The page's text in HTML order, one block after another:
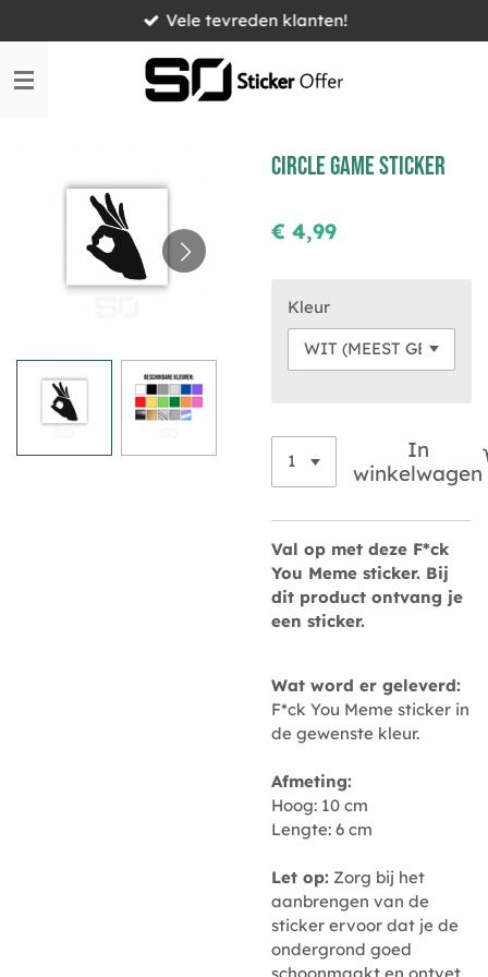
direct
naar
de
Vele tevreden klanten!
Circle game sticker
€ 4,99
Kleur
In
winkelwagen
Val op met deze F*ck
You Meme sticker. Bij
dit product ontvang je
een sticker.
Wat word er geleverd:
F*ck You Meme sticker in
de gewenste kleur.
Afmeting:
Hoog: 10 cm
Lengte: 6 cm
Let op: Zorg bij het
aanbrengen van de
sticker ervoor dat je de
ondergrond goed